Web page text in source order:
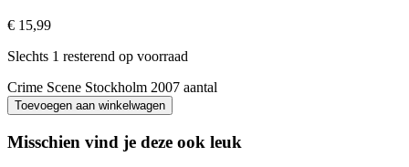
€ 15,99
Slechts 1 resterend op voorraad
Crime Scene Stockholm 2007 aantal
Toevoegen aan winkelwagen
Misschien vind je deze ook leuk